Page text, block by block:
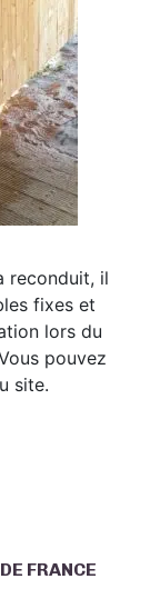
reconduit, il
fixes et
lors du
pouvez
site.
FRANCE